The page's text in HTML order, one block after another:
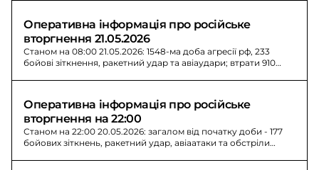
Оперативна інформація про російське
вторгнення 21.05.2026
Станом на 08:00 21.05.2026: 1548-ма доба агресії рф, 233
бойові зіткнення, ракетний удар та авіаудари; втрати 910
Оперативна інформація про російське
вторгнення на 22:00
Станом на 22:00 20.05.2026: загалом від початку доби - 177
бойових зіткнень, ракетний удар, авіаатаки та обстріли